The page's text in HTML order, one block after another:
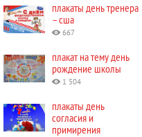
плакаты день тренера
– сша
667
плакат на тему день
рождение школы
1 504
плакаты день
согласия и
примирения